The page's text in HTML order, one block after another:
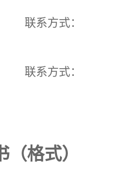
联系方式：
联系方式：
（格式）